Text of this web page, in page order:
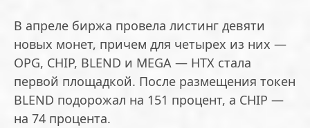
В апреле биржа провела листинг девяти
новых монет, причем для четырех из них —
OPG, CHIP, BLEND и MEGA — HTX стала
первой площадкой. После размещения токен
BLEND подорожал на 151 процент, а CHIP —
на 74 процента.